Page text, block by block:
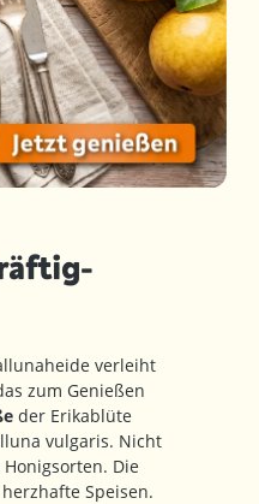
verleiht
zum Genießen
der Erikablüte
vulgaris. Nicht
Die
Speisen.